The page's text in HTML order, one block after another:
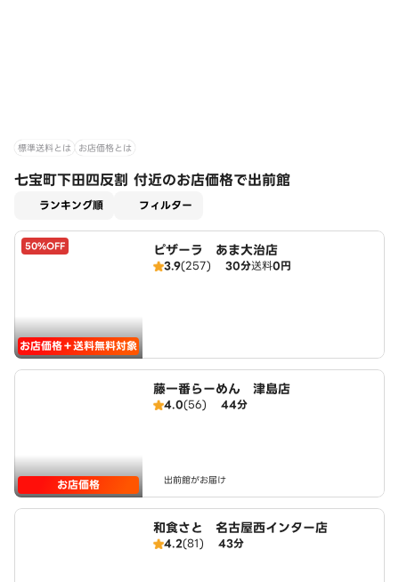
標準送料とは お店価格とは
七宝町下田四反割 付近のお店価格で出前館
ランキング順 フィルター
50%OFF
お店価格＋送料無料対象
ピザーラ あま大治店
3.9(257) 30分送料0円
お店価格
藤一番らーめん 津島店
4.0(56) 44分
出前館がお届け
和食さと 名古屋西インター店
4.2(81) 43分